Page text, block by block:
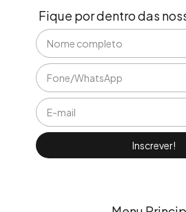
Fique por dentro das